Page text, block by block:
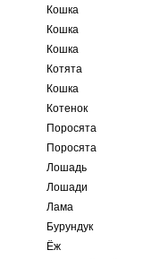
Кошка
Кошка
Кошка
Котята
Кошка
Котенок
Поросята
Поросята
Лошадь
Лошади
Лама
Бурундук
Ёж